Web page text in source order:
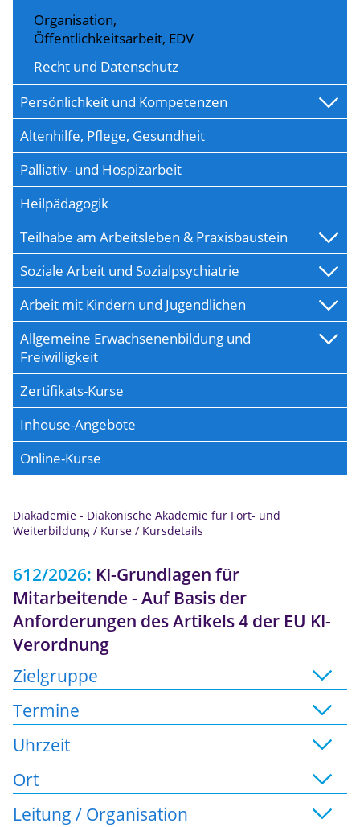
Organisation,
Öffentlichkeitsarbeit, EDV
Recht und Datenschutz
Persönlichkeit und Kompetenzen
Altenhilfe, Pflege, Gesundheit
Palliativ- und Hospizarbeit
Heilpädagogik
Teilhabe am Arbeitsleben & Praxisbaustein
Soziale Arbeit und Sozialpsychiatrie
Arbeit mit Kindern und Jugendlichen
Allgemeine Erwachsenenbildung und
Freiwilligkeit
Zertifikats-Kurse
Inhouse-Angebote
Online-Kurse
Diakademie - Diakonische Akademie für Fort- und
Weiterbildung / Kurse / Kursdetails
612/2026: KI-Grundlagen für
Mitarbeitende - Auf Basis der
Anforderungen des Artikels 4 der EU KI-
Verordnung
Zielgruppe
Termine
Uhrzeit
Ort
Leitung / Organisation